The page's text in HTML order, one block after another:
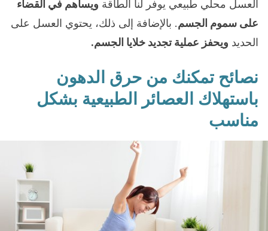
العسل محلي طبيعي يوفر لنا الطاقة ويساهم في القضاء
على سموم الجسم. بالإضافة إلى ذلك، يحتوي العسل على
الحديد ويحفز عملية تجديد خلايا الجسم.
نصائح تمكنك من حرق الدهون
باستهلاك العصائر الطبيعية بشكل
مناسب